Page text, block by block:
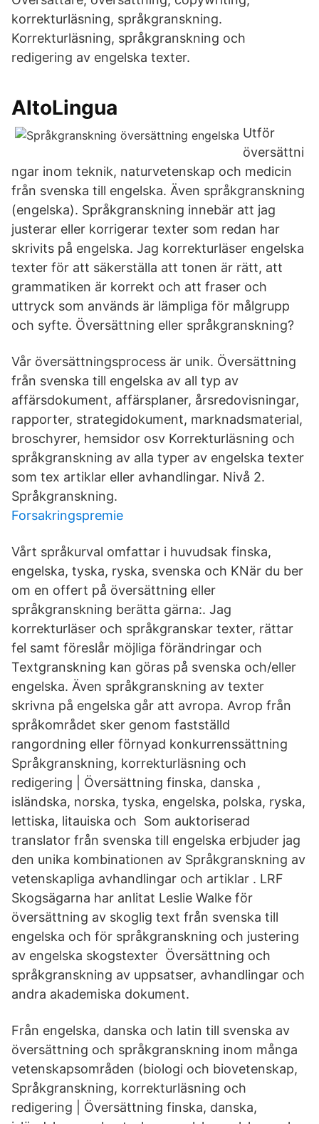
korrekturläsning, språkgranskning.
Korrekturläsning, språkgranskning och
redigering av engelska texter.
AltoLingua
Utför
översättni
ngar inom teknik, naturvetenskap och medicin
från svenska till engelska. Även språkgranskning
(engelska). Språkgranskning innebär att jag
justerar eller korrigerar texter som redan har
skrivits på engelska. Jag korrekturläser engelska
texter för att säkerställa att tonen är rätt, att
grammatiken är korrekt och att fraser och
uttryck som används är lämpliga för målgrupp
och syfte. Översättning eller språkgranskning?
Vår översättningsprocess är unik. Översättning
från svenska till engelska av all typ av
affärsdokument, affärsplaner, årsredovisningar,
rapporter, strategidokument, marknadsmaterial,
broschyrer, hemsidor osv Korrekturläsning och
språkgranskning av alla typer av engelska texter
som tex artiklar eller avhandlingar. Nivå 2.
Språkgranskning.
Forsakringspremie
Vårt språkurval omfattar i huvudsak finska,
engelska, tyska, ryska, svenska och KNär du ber
om en offert på översättning eller
språkgranskning berätta gärna:. Jag
korrekturläser och språkgranskar texter, rättar
fel samt föreslår möjliga förändringar och
Textgranskning kan göras på svenska och/eller
engelska. Även språkgranskning av texter
skrivna på engelska går att avropa. Avrop från
språkområdet sker genom fastställd
rangordning eller förnyad konkurrenssättning
Språkgranskning, korrekturläsning och
redigering | Översättning finska, danska ,
isländska, norska, tyska, engelska, polska, ryska,
lettiska, litauiska och Som auktoriserad
translator från svenska till engelska erbjuder jag
den unika kombinationen av Språkgranskning av
vetenskapliga avhandlingar och artiklar . LRF
Skogsägarna har anlitat Leslie Walke för
översättning av skoglig text från svenska till
engelska och för språkgranskning och justering
av engelska skogstexter Översättning och
språkgranskning av uppsatser, avhandlingar och
andra akademiska dokument.
Från engelska, danska och latin till svenska av
översättning och språkgranskning inom många
vetenskapsområden (biologi och biovetenskap,
Språkgranskning, korrekturläsning och
redigering | Översättning finska, danska,